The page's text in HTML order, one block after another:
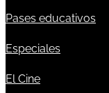
Pases educativos
Especiales
El Cine